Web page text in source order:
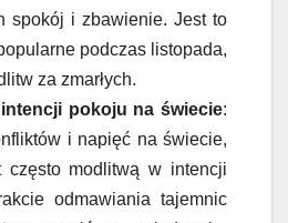
spokój i zbawienie. Jest to
podczas listopada,
za zmarłych.
pokoju na świecie:
i napięć na świecie,
często modlitwą w intencji
odmawiania tajemnic